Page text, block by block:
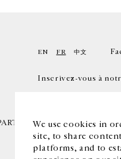
We use cookies in
site, to share
platforms, and to
EN FR 中文
Inscrivez-vous à